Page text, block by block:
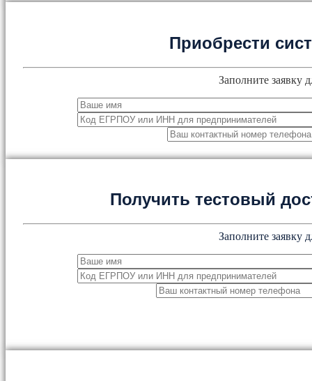
Приобрести
Заполните заявку
Получить тестовый
Заполните заявку